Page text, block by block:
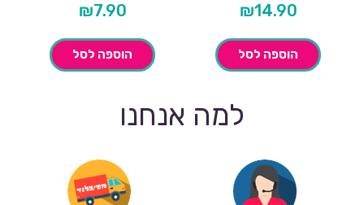
₪14.90
הוספה לסל
₪7.90
הוספה לסל
למה אנחנו